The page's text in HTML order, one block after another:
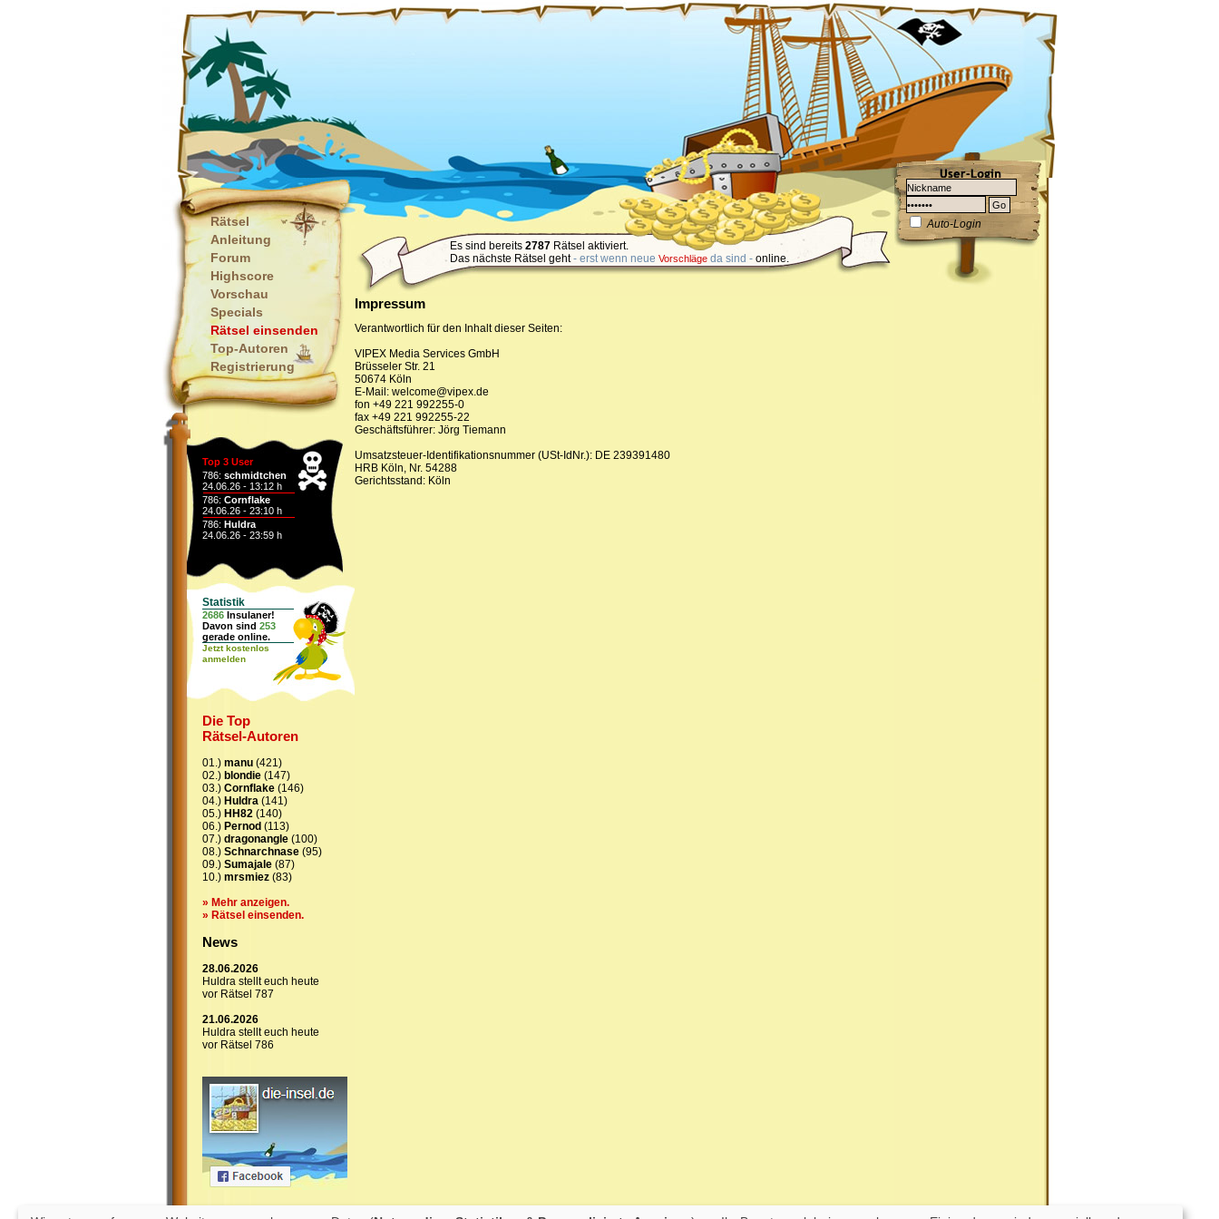
Rätsel
Anleitung
Forum
Highscore
Vorschau
Specials
Rätsel einsenden
Top-Autoren
Registrierung
Top 3 User
786: schmidtchen
24.06.26 - 13:12 h
786: Cornflake
24.06.26 - 23:10 h
786: Huldra
24.06.26 - 23:59 h
Statistik
2686Insulaner!
Davon sind 253
gerade online.
Jetzt kostenlos
anmelden
Die Top
Rätsel-Autoren
01.) manu(421)
02.) blondie(147)
03.) Cornflake(146)
04.) Huldra(141)
05.) HH82(140)
06.) Pernod (113)
07.) dragonangle(100)
08.) Schnarchnase(95)
09.) Sumajale(87)
10.) mrsmiez(83)
» Mehr anzeigen.
» Rätsel einsenden.
News
28.06.2026
Huldra stellt euch heute
vor Rätsel 787
21.06.2026
Huldra stellt euch heute
vor Rätsel 786
Es sind bereits 2787Rätsel aktiviert.
Das nächste Rätsel geht- erst wenn neue Vorschlägeda sind -online.
Impressum
Verantwortlich für den Inhalt dieser Seiten:
VIPEX Media Services GmbH
Brüsseler Str. 21
50674 Köln
E-Mail: welcome@vipex.de
fon +49 221 992255-0
fax +49 221 992255-22
Geschäftsführer: Jörg Tiemann
Umsatzsteuer-Identifikationsnummer (USt-IdNr.): DE 239391480
HRB Köln, Nr. 54288
Gerichtsstand: Köln
Auto-Login